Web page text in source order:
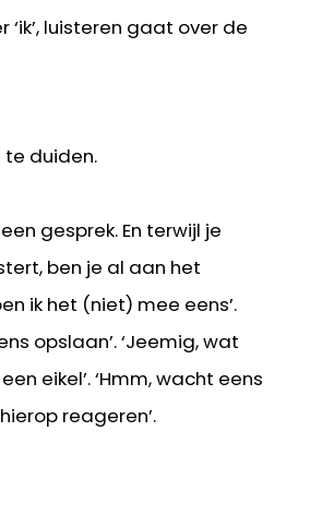
‘ik’, luisteren gaat over de
te duiden.
gesprek. En terwijl je
ben je al aan het
ik het (niet) mee eens’.
opslaan’. ‘Jeemig, wat
eikel’. ‘Hmm, wacht eens
reageren’.